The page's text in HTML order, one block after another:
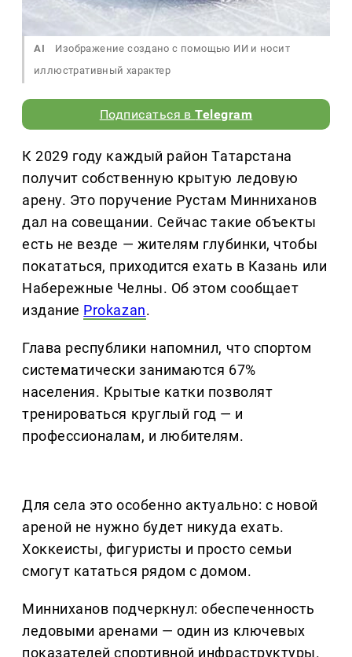
AI
Изображение создано с помощью ИИ и носит
иллюстративный характер
Подписаться вTelegram
К 2029 году каждый район Татарстана
получит собственную крытую ледовую
арену. Это поручение Рустам Минниханов
дал на совещании. Сейчас такие объекты
есть не везде — жителям глубинки, чтобы
покататься, приходится ехать в Казань или
Набережные Челны. Об этом сообщает
издание Prokazan.
Глава республики напомнил, что спортом
систематически занимаются 67%
населения. Крытые катки позволят
тренироваться круглый год — и
профессионалам, и любителям.
Для села это особенно актуально: с новой
ареной не нужно будет никуда ехать.
Хоккеисты, фигуристы и просто семьи
смогут кататься рядом с домом.
Минниханов подчеркнул: обеспеченность
ледовыми аренами — один из ключевых
показателей спортивной инфраструктуры.